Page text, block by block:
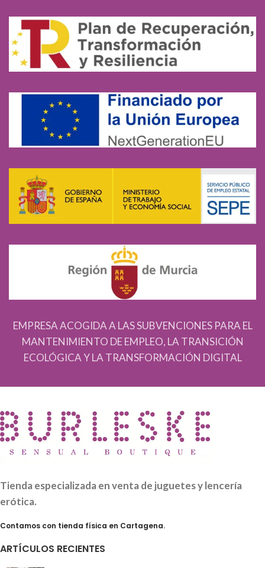
EMPRESA ACOGIDA A LAS SUBVENCIONES PARA EL
MANTENIMIENTO DE EMPLEO, LA TRANSICIÓN
ECOLÓGICA Y LA TRANSFORMACIÓN DIGITAL
Tienda especializada en venta de juguetes y lencería
erótica.
Contamos con tienda física en Cartagena.
ARTÍCULOS RECIENTES